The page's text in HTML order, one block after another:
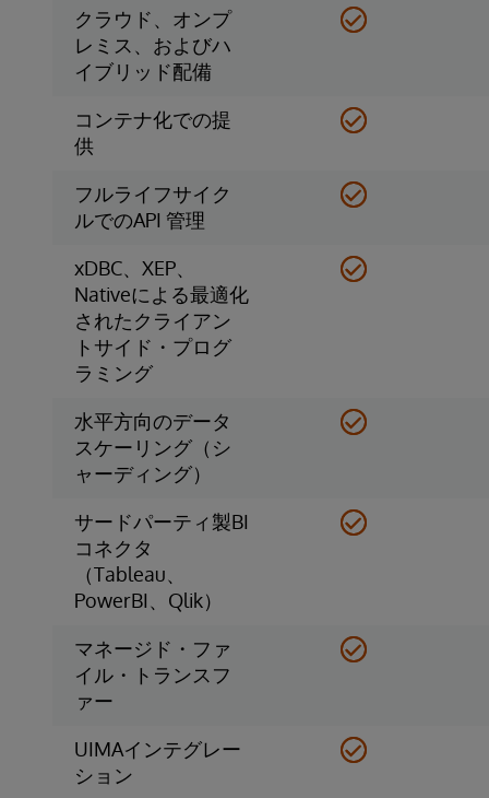
クラウド、オンプ
レミス、およびハ
イブリッド配備
コンテナ化での提
供
フルライフサイク
ルでのAPI 管理
xDBC、XEP、
Nativeによる最適化
されたクライアン
トサイド・プログ
ラミング
水平方向のデータ
スケーリング（シ
ャーディング）
サードパーティ製BI
コネクタ
（Tableau、
PowerBI、Qlik）
マネージド・ファ
イル・トランスフ
ァー
UIMAインテグレー
ション